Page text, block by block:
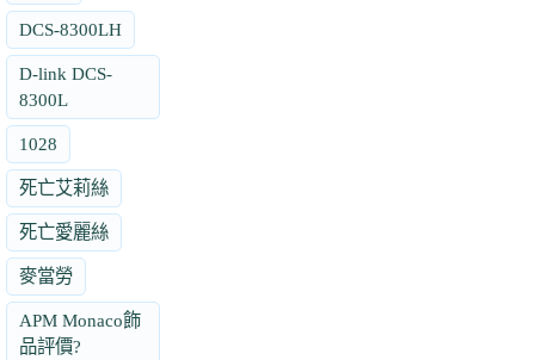
DCS-8300LH
D-link DCS-
8300L
1028
死亡艾莉絲
死亡愛麗絲
麥當勞
APM Monaco飾
品評價?